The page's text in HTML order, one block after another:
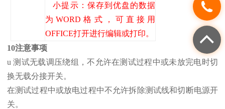
小提示：保存到优盘的数据
为WORD格式，可直接用
OFFICE打开进行编辑或打印。
10注意事项
u 测试无载调压绕组，不允许在测试过程中或未放完电时切
换无载分接开关。
在测试过程中或放电过程中不允许拆除测试线和切断电源开
关。